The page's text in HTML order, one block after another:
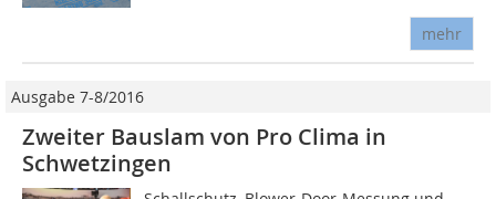
mehr
Ausgabe 7-8/2016
Zweiter Bauslam von Pro Clima in
Schwetzingen